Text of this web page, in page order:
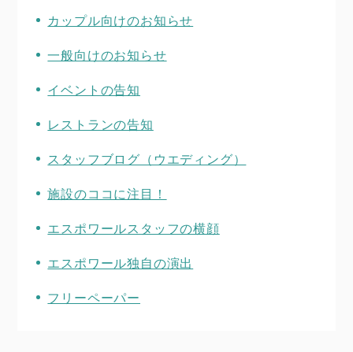
カップル向けのお知らせ
一般向けのお知らせ
イベントの告知
レストランの告知
スタッフブログ（ウエディング）
施設のココに注目！
エスポワールスタッフの横顔
エスポワール独自の演出
フリーペーパー